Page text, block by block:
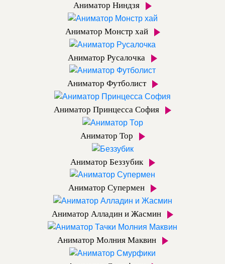
Аниматор Ниндзя
Аниматор Монстр хай
Аниматор Русалочка
Аниматор Футболист
Аниматор Принцесса София
Аниматор Тор
Аниматор Беззубик
Аниматор Супермен
Аниматор Алладин и Жасмин
Аниматор Молния Маквин